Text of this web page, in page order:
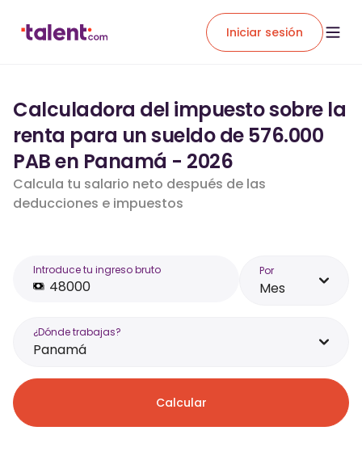
Iniciar sesión
Calculadora del impuesto sobre la
renta para un sueldo de 576.000
PAB en Panamá - 2026
Calcula tu salario neto después de las
deducciones e impuestos
Introduce tu ingreso bruto Por
Mes
¿Dónde trabajas?
Panamá
Calcular